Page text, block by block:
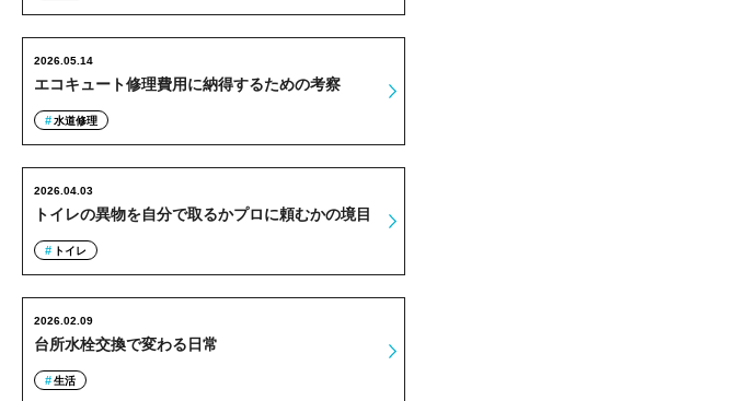
エコキュート修理費用に納得するための考察
2026.05.14
水道修理
トイレの異物を自分で取るかプロに頼むかの境目
2026.04.03
トイレ
台所水栓交換で変わる日常
2026.02.09
生活